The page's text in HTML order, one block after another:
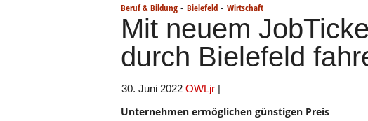
Beruf & Bildung - Bielefeld - Wirtschaft
Mit neuem
durch Bielefeld
30. Juni 2022 OWLjr |
Unternehmen ermöglichen günstigen Preis